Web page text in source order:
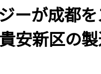
ーが成都
安新区の